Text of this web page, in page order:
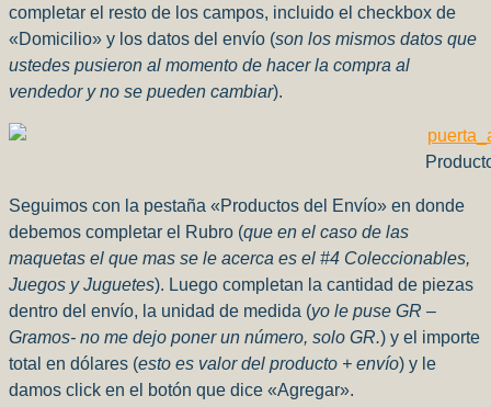
completar el resto de los campos, incluido el checkbox de
«Domicilio» y los datos del envío (son los mismos datos que
ustedes pusieron al momento de hacer la compra al
vendedor y no se pueden cambiar).
Seguimos con la pestaña «Productos del Envío» en donde
debemos completar el Rubro (que en el caso de las
maquetas el que mas se le acerca es el #4 Coleccionables,
Juegos y Juguetes). Luego completan la cantidad de piezas
dentro del envío, la unidad de medida (yo le puse GR –
Gramos- no me dejo poner un número, solo GR.) y el importe
total en dólares (esto es valor del producto + envío) y le
damos click en el botón que dice «Agregar».